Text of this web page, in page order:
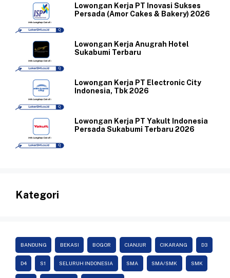
Lowongan Kerja PT Inovasi Sukses
Persada (Amor Cakes & Bakery) 2026
Lowongan Kerja Anugrah Hotel
Sukabumi Terbaru
Lowongan Kerja PT Electronic City
Indonesia, Tbk 2026
Lowongan Kerja PT Yakult Indonesia
Persada Sukabumi Terbaru 2026
Kategori
BANDUNG BEKASI BOGOR CIANJUR CIKARANG D3
D4 S1 SELURUH INDONESIA SMA SMA/SMK SMK